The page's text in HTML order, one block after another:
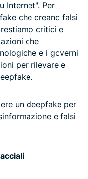
Internet". Per
che creano falsi
critici e
che
e i governi
per rilevare e
un deepfake per
e falsi